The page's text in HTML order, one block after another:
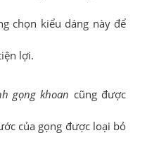
chọn kiểu dáng này để
lợi.
gọng khoan cũng được
của gọng được loại bỏ